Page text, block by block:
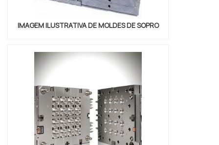
IMAGEM ILUSTRATIVA DE MOLDES DE SOPRO